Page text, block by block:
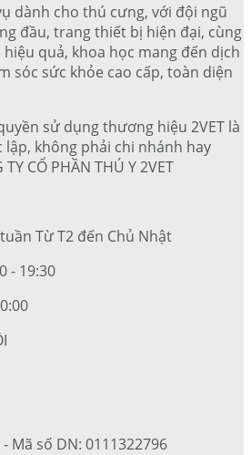
dành cho thú cưng, với đội ngũ
đầu, trang thiết bị hiện đại, cùng
quả, khoa học mang đến dịch
sóc sức khỏe cao cấp, toàn diện
sử dụng thương hiệu 2VET là
không phải chi nhánh hay
CỔ PHẦN THÚ Y 2VET
Từ T2 đến Chủ Nhật
- 19:30
Mã số DN: 0111322796